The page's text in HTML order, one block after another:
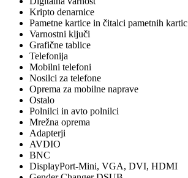
Kripto denarnice
Pametne kartice in čitalci pametnih kartic
Varnostni ključi
Grafične tablice
Telefonija
Mobilni telefoni
Nosilci za telefone
Oprema za mobilne naprave
Ostalo
Polnilci in avto polnilci
Mrežna oprema
Adapterji
AVDIO
BNC
DisplayPort-Mini, VGA, DVI, HDMI